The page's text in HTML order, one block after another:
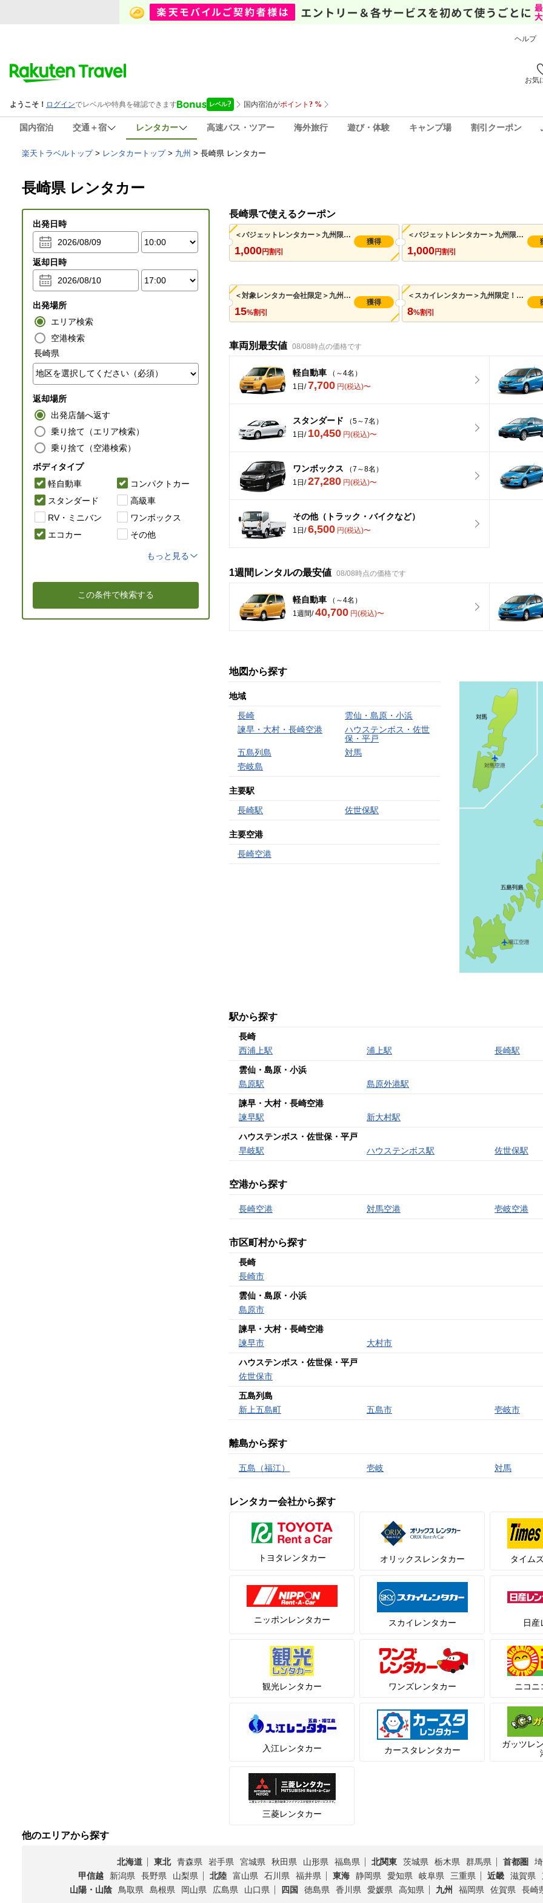
ヘルプ
お気
国内宿泊 交通＋宿 レンタカー 高速バス・ツアー 海外旅行 遊び・体験 キャンプ場 割引クーポン
楽天トラベルトップ> レンタカートップ> 九州 > 長崎県 レンタカー
長崎県 レンタカー
出発日時
返却日時
出発場所
エリア検索
空港検索
長崎県
返却場所
出発店舗へ返す
乗り捨て（エリア検索）
乗り捨て（空港検索）
ボディタイプ
軽自動車
コンパクトカー
スタンダード
高級車
RV・ミニバン
ワンボックス
エコカー
その他
もっと見る
長崎県で使えるクーポン
＜バジェットレンタカー＞九州限定！7月～1月のご返却に使える1,000円クーポン（先着利用 500枚）※併用可
1,000円割引
獲得
＜バジェットレンタカー＞九州限定！8月～1月のご返却に使える1,000円クーポン（先着利用 1,000枚）※併用可
1,000円割引
＜対象レンタカー会社限定＞九州限定！7月～1月のご返却に使える15%OFFクーポン（最大3,500円まで割引可/先着利用 10,000枚）※併用可
15%割引
獲得
＜スカイレンタカー＞九州限定！7月～2月のご返却に使える8%OFFクーポン（最大1,600円まで割引可/先着利用 200枚）※併用可
8%割引
車両別最安値 08/08時点の価格です
軽自動車
（～4名）
1日/7,700 円(税込)〜
スタンダード
（5～7名）
1日/ 10,450 円(税込)〜
ワンボックス
（7～8名）
1日/27,280 円(税込)〜
その他（トラック・バイクなど）
1日/6,500 円(税込)〜
1週間レンタルの最安値 08/08時点の価格です
軽自動車
（～4名）
1週間/40,700 円(税込)〜
地図から探す
地域
長崎
雲仙・島原・小浜
諫早・大村・長崎空港
ハウステンボス・佐世
保・平戸
五島列島
対馬
壱岐島
主要駅
長崎駅
佐世保駅
主要空港
長崎空港
駅から探す
長崎
西浦上駅
浦上駅
長崎駅
雲仙・島原・小浜
島原駅
島原外港駅
諫早・大村・長崎空港
諫早駅
新大村駅
ハウステンボス・佐世保・平戸
早岐駅
ハウステンボス駅 佐世保駅
空港から探す
長崎空港 対馬空港 壱岐空港
市区町村から探す
長崎
長崎市
雲仙・島原・小浜
島原市
諫早・大村・長崎空港
諫早市
大村市
ハウステンボス・佐世保・平戸
佐世保市
五島列島
新上五島町
五島市 壱岐市
離島から探す
五島（福江） 壱岐 対馬
レンタカー会社から探す
トヨタレンタカー オリックスレンタカー タイム
ニッポンレンタカー スカイレンタカー 日産
観光レンタカー ワンズレンタカー ニコニ
入江レンタカー カースタレンタカー
ガッツレ
三菱レンタカー
他のエリアから探す
北海道 東北 青森県 岩手県 宮城県 秋田県 山形県 福島県 北関東 茨城県 栃木県 群馬県 首都圏
甲信越
新潟県 長野県 山梨県 北陸 富山県 石川県 福井県 東海 静岡県 愛知県 岐阜県 三重県 近畿 滋賀県
山陽・山陰
鳥取県 島根県 岡山県 広島県 山口県 四国 徳島県 香川県 愛媛県 高知県 九州 福岡県 佐賀県 長崎